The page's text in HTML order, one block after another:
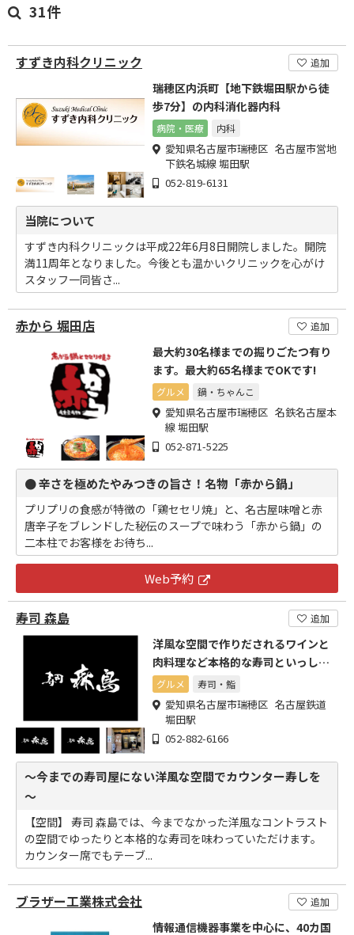
31件
すずき内科クリニック 追加
瑞穂区内浜町【地下鉄堀田駅から徒
歩7分】の内科消化器内科
病院・医療 内科
愛知県名古屋市瑞穂区 名古屋市営地
下鉄名城線 堀田駅
052-819-6131
当院について
すずき内科クリニックは平成22年6月8日開院しました。開院
満11周年となりました。今後とも温かいクリニックを心がけ
スタッフ一同皆さ...
赤から 堀田店 追加
最大約30名様までの掘りごたつ有り
ます。最大約65名様までOKです!
グルメ 鍋・ちゃんこ
愛知県名古屋市瑞穂区 名鉄名古屋本
線 堀田駅
052-871-5225
● 辛さを極めたやみつきの旨さ！名物「赤から鍋」
プリプリの食感が特徴の「鶏セセリ焼」と、名古屋味噌と赤
唐辛子をブレンドした秘伝のスープで味わう「赤から鍋」の
二本柱でお客様をお待ち...
Web予約
寿司 森島 追加
洋風な空間で作りだされるワインと
肉料理など本格的な寿司といっしょ
にお楽しみください。
グルメ 寿司・鮨
愛知県名古屋市瑞穂区 名古屋鉄道
堀田駅
052-882-6166
～今までの寿司屋にない洋風な空間でカウンター寿しを
～
【空間】 寿司 森島では、今までなかった洋風なコントラスト
の空間でゆったりと本格的な寿司を味わっていただけます。
カウンター席でもテーブ...
ブラザー工業株式会社 追加
情報通信機器事業を中心に、40カ国